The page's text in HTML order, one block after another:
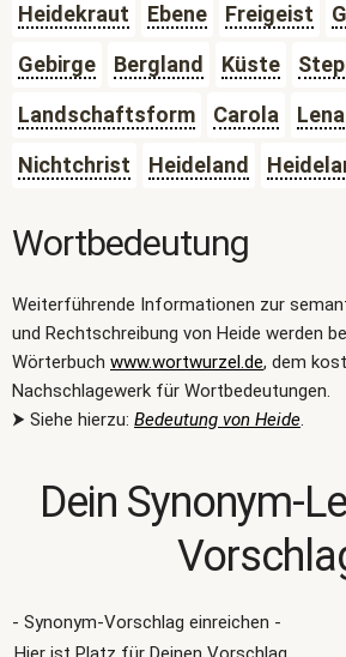
Heidekraut
Ebene Freigeist
Gebirge
Bergland Küste
Landschaftsform
Carola Lena
Nichtchrist
Heideland
Wortbedeutung
Weiterführende Informationen zur
und Rechtschreibung von Heide werden
Wörterbuch www.wortwurzel.de, dem
Nachschlagewerk für Wortbedeutungen.
⮞ Siehe hierzu: Bedeutung von Heide.
Dein Synonym-
- Synonym-Vorschlag einreichen -